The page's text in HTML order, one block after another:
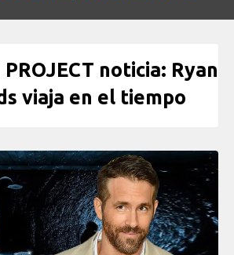
noticia: Ryan
viaja en el tiempo